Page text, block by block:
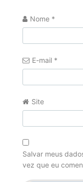
Nome *
E-mail *
Site
Salvar meus
vez que eu